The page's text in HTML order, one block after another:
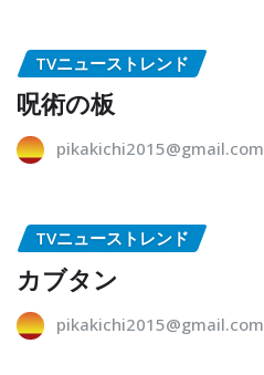
TVニューストレンド
呪術の板
pikakichi2015@gmail.com
TVニューストレンド
カブタン
pikakichi2015@gmail.com